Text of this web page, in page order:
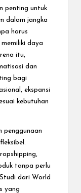
penting untuk
dalam jangka
harus
daya
itu,
dan
bagi
ekspansi
kebutuhan
penggunaan
tanpa perlu
dari World
yang